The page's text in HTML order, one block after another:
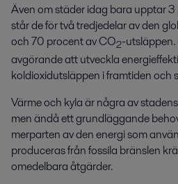
Även om städer idag bara upptar
står de för två tredjedelar av den
och 70 procent av CO2-utsläppen.
avgörande att utveckla
koldioxidutsläppen i framtiden och
Värme och kyla är några av
men ändå ett grundläggande
merparten av den energi som
produceras från fossila bränslen
omedelbara åtgärder.